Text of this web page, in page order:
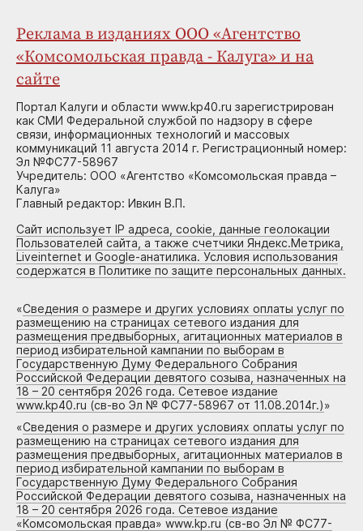
Реклама в изданиях ООО «Агентство
«Комсомольская правда - Калуга» и на
сайте
Портал Калуги и области www.kp40.ru зарегистрирован
как СМИ Федеральной службой по надзору в сфере
связи, информационных технологий и массовых
коммуникаций 11 августа 2014 г. Регистрационный номер:
Эл №ФС77-58967
Учредитель: ООО «Агентство «Комсомольская правда –
Калуга»
Главный редактор: Ивкин В.П.
Сайт использует IP адреса, cookie, данные геолокации
Пользователей сайта, а также счетчики Яндекс.Метрика,
Liveinternet и Google-анатилика. Условия использования
содержатся в Политике по защите персональных данных.
«Сведения о размере и других условиях оплаты услуг по
размещению на страницах сетевого издания для
размещения предвыборных, агитационных материалов в
период избирательной кампании по выборам в
Государственную Думу Федерального Собрания
Российской Федерации девятого созыва, назначенных на
18 – 20 сентября 2026 года. Сетевое издание
www.kp40.ru (св-во Эл № ФС77-58967 от 11.08.2014г.)»
«Сведения о размере и других условиях оплаты услуг по
размещению на страницах сетевого издания для
размещения предвыборных, агитационных материалов в
период избирательной кампании по выборам в
Государственную Думу Федерального Собрания
Российской Федерации девятого созыва, назначенных на
18 – 20 сентября 2026 года. Сетевое издание
«Комсомольская правда» www.kp.ru (св-во Эл № ФС77-